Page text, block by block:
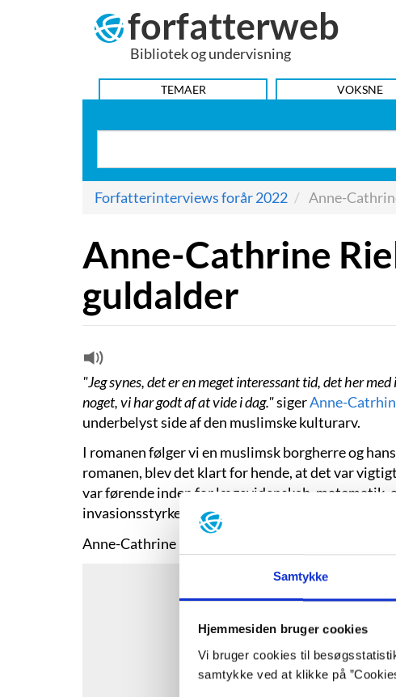
Samtykke
Hjemmesiden bruger cookies
Vi bruger cookies til
samtykke ved at klikke på
forfatterweb
Bibliotek og undervisning
HOVEDMENU
TEMAER VOKSNE
Forfatterinterviews forår 2022 Anne-
Anne-Cathrine
guldalder
"Jeg synes, det er en meget interessant tid, det her
noget, vi har godt af at vide i dag."sigerAnne-
underbelyst side af den muslimske kulturarv.
I romanen følger vi en muslimsk borgherre og
romanen, blev det klart for hende, at det var
var førende inden for lægevidenskab, matematik,
invasionsstyrker?
Anne-Cathrine Riebnitzsky er forårets 11. gæst i